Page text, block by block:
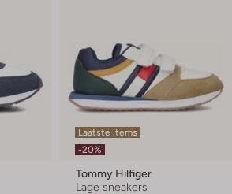
Laatste items
-20%
Tommy Hilfiger
Lage sneakers